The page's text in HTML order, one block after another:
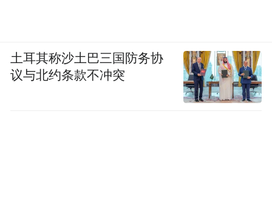
土耳其称沙土巴三国防务协
议与北约条款不冲突